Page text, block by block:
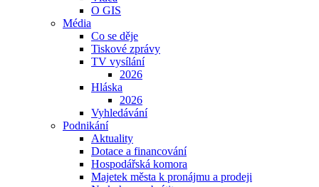
O GIS
Média
Co se děje
Tiskové zprávy
TV vysílání
2026
Hláska
2026
Vyhledávání
Podnikání
Aktuality
Dotace a financování
Hospodářská komora
Majetek města k pronájmu a prodeji